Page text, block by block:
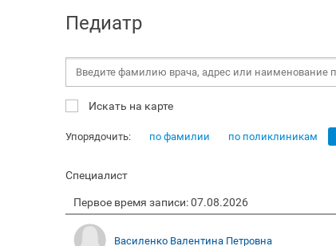
Педиатр
Искать на карте
Упорядочить: по фамилии по поликлиникам
Специалист
Первое время записи: 07.08.2026
Василенко Валентина Петровна